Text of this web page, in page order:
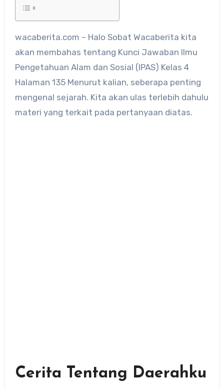
wacaberita.com – Halo Sobat Wacaberita kita
akan membahas tentang Kunci Jawaban Ilmu
Pengetahuan Alam dan Sosial (IPAS) Kelas 4
Halaman 135 Menurut kalian, seberapa penting
mengenal sejarah. Kita akan ulas terlebih dahulu
materi yang terkait pada pertanyaan diatas.
Cerita Tentang Daerahku